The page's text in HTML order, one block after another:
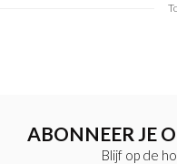
ABONNEER JE
Blijf op de